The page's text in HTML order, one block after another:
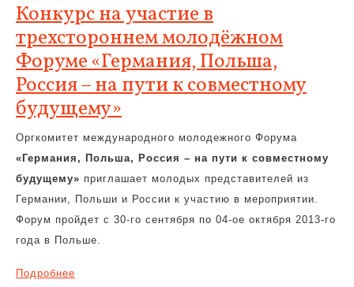
Конкурс на участие в
трехстороннем молодёжном
Форуме «Германия, Польша,
Россия – на пути к совместному
будущему»
Оргкомитет международного молодежного Форума
«Германия, Польша, Россия – на пути к совместному
будущему» приглашает молодых представителей из
Германии, Польши и России к участию в мероприятии.
Форум пройдет с 30-го сентября по 04-ое октября 2013-го
года в Польше.
Подробнее